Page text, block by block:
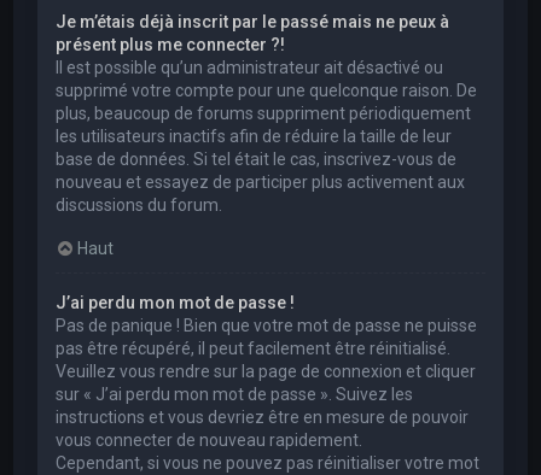
Je m’étais déjà inscrit par le passé mais ne peux à
présent plus me connecter ?!
Il est possible qu’un administrateur ait désactivé ou
supprimé votre compte pour une quelconque raison. De
plus, beaucoup de forums suppriment périodiquement
les utilisateurs inactifs afin de réduire la taille de leur
base de données. Si tel était le cas, inscrivez-vous de
nouveau et essayez de participer plus activement aux
discussions du forum.
Haut
J’ai perdu mon mot de passe !
Pas de panique ! Bien que votre mot de passe ne puisse
pas être récupéré, il peut facilement être réinitialisé.
Veuillez vous rendre sur la page de connexion et cliquer
sur « J’ai perdu mon mot de passe ». Suivez les
instructions et vous devriez être en mesure de pouvoir
vous connecter de nouveau rapidement.
Cependant, si vous ne pouvez pas réinitialiser votre mot